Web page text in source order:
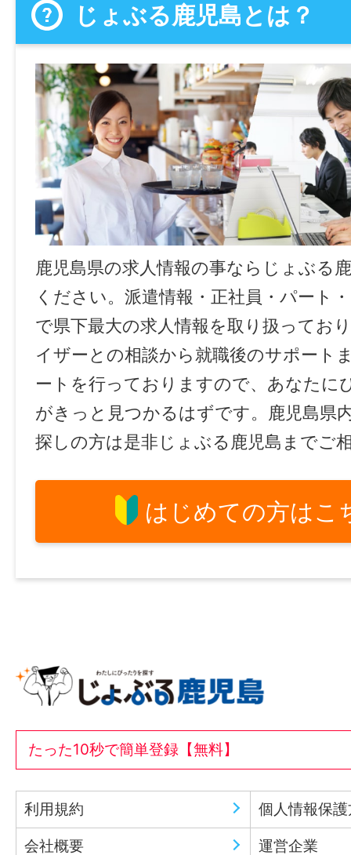
じょぶる鹿児島とは？
鹿児島県の求人情報の事ならじょぶる
ください。派遣情報・正社員・パート
で県下最大の求人情報を取り扱ってお
イザーとの相談から就職後のサポート
ートを行っておりますので、あなたに
がきっと見つかるはずです。鹿児島県
探しの方は是非じょぶる鹿児島までご
はじめての方はこ
たった10秒で簡単登録【無料】
利用規約 個人情報保
会社概要 運営企業